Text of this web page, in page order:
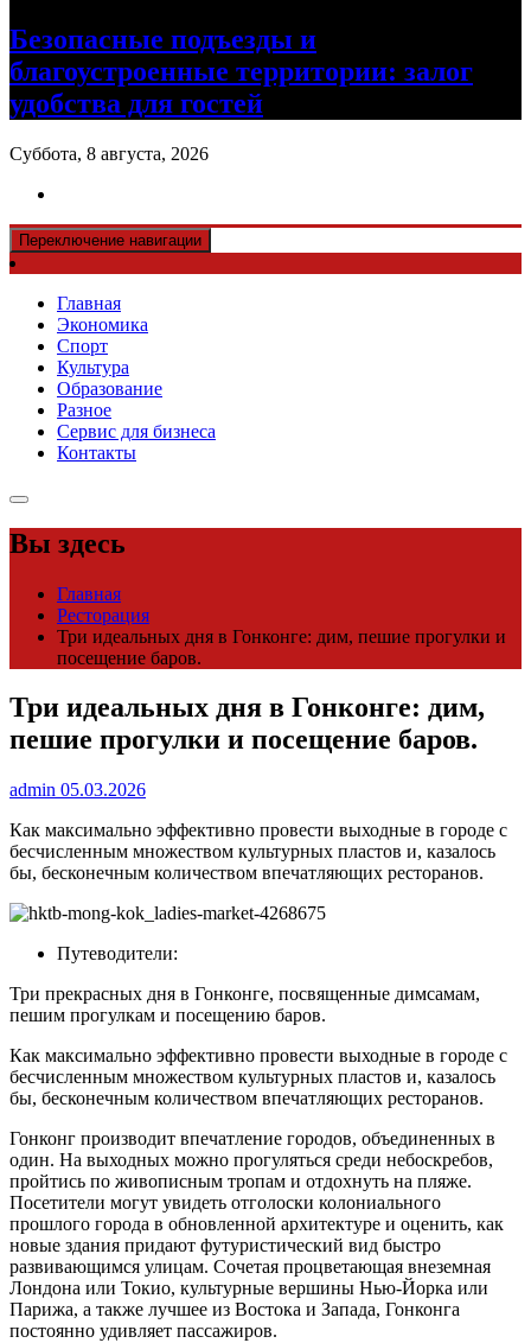
Безопасные подъезды и
благоустроенные территории: залог
удобства для гостей
Суббота, 8 августа, 2026
Переключение навигации
Главная
Экономика
Спорт
Культура
Образование
Разное
Сервис для бизнеса
Контакты
Вы здесь
Главная
Ресторация
Три идеальных дня в Гонконге: дим, пешие прогулки и
посещение баров.
Три идеальных дня в Гонконге: дим,
пешие прогулки и посещение баров.
admin 05.03.2026
Как максимально эффективно провести выходные в городе с
бесчисленным множеством культурных пластов и, казалось
бы, бесконечным количеством впечатляющих ресторанов.
Путеводители:
Три прекрасных дня в Гонконге, посвященные димсамам,
пешим прогулкам и посещению баров.
Как максимально эффективно провести выходные в городе с
бесчисленным множеством культурных пластов и, казалось
бы, бесконечным количеством впечатляющих ресторанов.
Гонконг производит впечатление городов, объединенных в
один. На выходных можно прогуляться среди небоскребов,
пройтись по живописным тропам и отдохнуть на пляже.
Посетители могут увидеть отголоски колониального
прошлого города в обновленной архитектуре и оценить, как
новые здания придают футуристический вид быстро
развивающимся улицам. Сочетая процветающая внеземная
Лондона или Токио, культурные вершины Нью-Йорка или
Парижа, а также лучшее из Востока и Запада, Гонконга
постоянно удивляет пассажиров.